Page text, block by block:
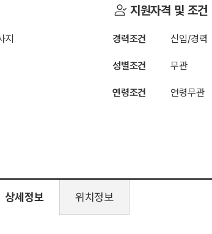
지
지원자격 및 조건
경력조건 신입/경력
성별조건 무관
연령조건 연령무관
상세정보 위치정보